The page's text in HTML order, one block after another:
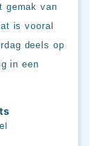
gemak van
is vooral
deels op
in een